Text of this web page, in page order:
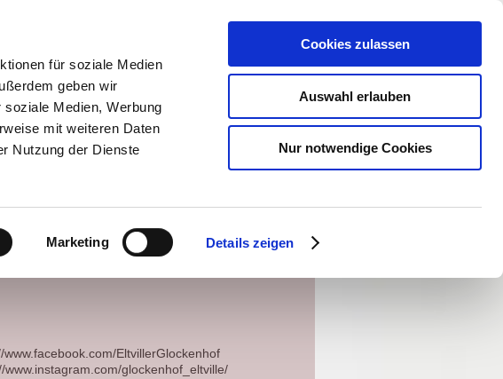
für soziale Medien
geben wir
Medien, Werbung
mit weiteren Daten
Nutzung der Dienste
Marketing Details zeigen
Cookies zulassen
Auswahl erlauben
Nur notwendige Cookies
EltvillerGlockenhof
www.instagram.com/glockenhof_eltville/